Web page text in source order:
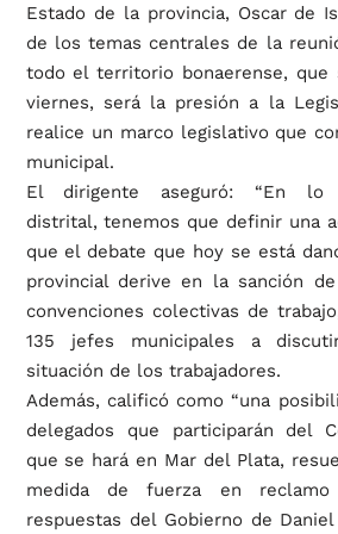
Estado de la provincia, Oscar de
de los temas centrales de la
todo el territorio bonaerense, que
viernes, será la presión a la
realice un marco legislativo que
municipal.
El dirigente aseguró: “En
distrital, tenemos que definir una
que el debate que hoy se está
provincial derive en la sanción
convenciones colectivas de
135 jefes municipales a
situación de los trabajadores.
Además, calificó como “una
delegados que participarán del
que se hará en Mar del Plata,
medida de fuerza en
respuestas del Gobierno de